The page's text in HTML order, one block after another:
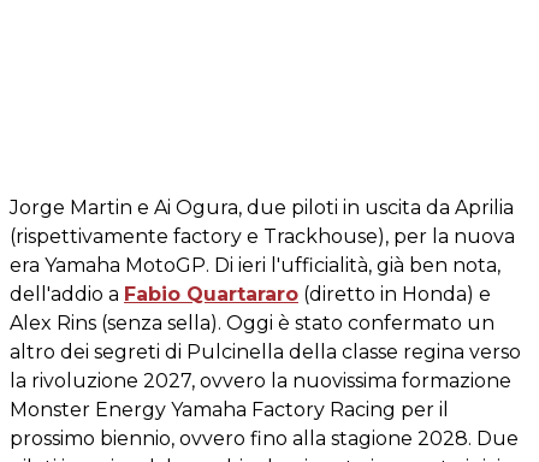
Jorge Martin e Ai Ogura, due piloti in uscita da Aprilia
(rispettivamente factory e Trackhouse), per la nuova
era Yamaha MotoGP. Di ieri l'ufficialità, già ben nota,
dell'addio a Fabio Quartararo (diretto in Honda) e
Alex Rins (senza sella). Oggi è stato confermato un
altro dei segreti di Pulcinella della classe regina verso
la rivoluzione 2027, ovvero la nuovissima formazione
Monster Energy Yamaha Factory Racing per il
prossimo biennio, ovvero fino alla stagione 2028. Due